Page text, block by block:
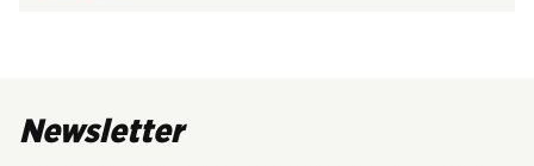
Newsletter